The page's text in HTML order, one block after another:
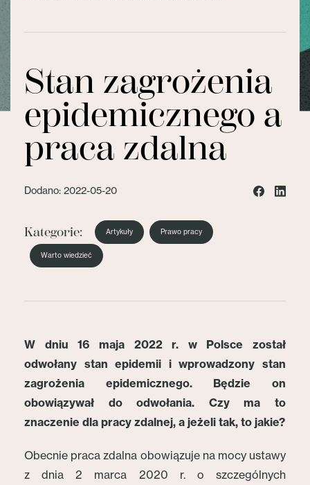
Stan zagrożenia
epidemicznego a
praca zdalna
Dodano: 2022-05-20
Kategorie: Artykuły Prawo pracy
Warto wiedzieć
W dniu 16 maja 2022 r. w Polsce został
odwołany stan epidemii i wprowadzony stan
zagrożenia epidemicznego. Będzie on
obowiązywał do odwołania. Czy ma to
znaczenie dla pracy zdalnej, a jeżeli tak, to jakie?
Obecnie praca zdalna obowiązuje na mocy ustawy
z dnia 2 marca 2020 r. o szczególnych